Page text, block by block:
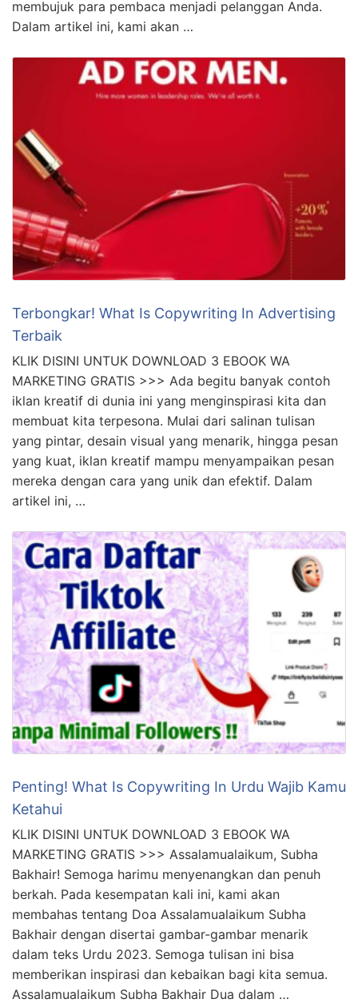
membujuk para pembaca menjadi pelanggan Anda.
Dalam artikel ini, kami akan …
Terbongkar! What Is Copywriting In Advertising
Terbaik
KLIK DISINI UNTUK DOWNLOAD 3 EBOOK WA
MARKETING GRATIS >>> Ada begitu banyak contoh
iklan kreatif di dunia ini yang menginspirasi kita dan
membuat kita terpesona. Mulai dari salinan tulisan
yang pintar, desain visual yang menarik, hingga pesan
yang kuat, iklan kreatif mampu menyampaikan pesan
mereka dengan cara yang unik dan efektif. Dalam
artikel ini, …
Penting! What Is Copywriting In Urdu Wajib Kamu
Ketahui
KLIK DISINI UNTUK DOWNLOAD 3 EBOOK WA
MARKETING GRATIS >>> Assalamualaikum, Subha
Bakhair! Semoga harimu menyenangkan dan penuh
berkah. Pada kesempatan kali ini, kami akan
membahas tentang Doa Assalamualaikum Subha
Bakhair dengan disertai gambar-gambar menarik
dalam teks Urdu 2023. Semoga tulisan ini bisa
memberikan inspirasi dan kebaikan bagi kita semua.
Assalamualaikum Subha Bakhair Dua dalam …